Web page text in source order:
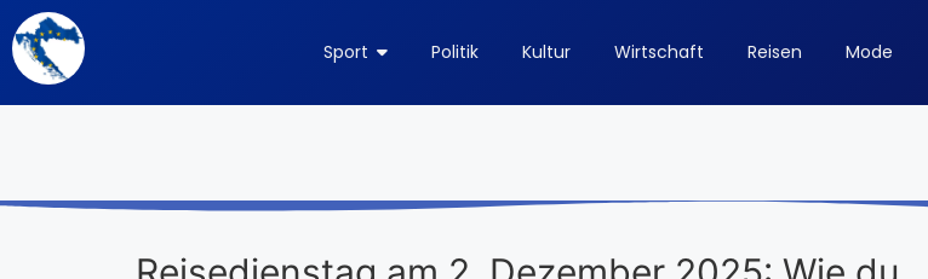
Sport Politik Kultur Wirtschaft Reisen Mode